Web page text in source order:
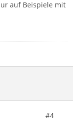
auf Beispiele mit
#4